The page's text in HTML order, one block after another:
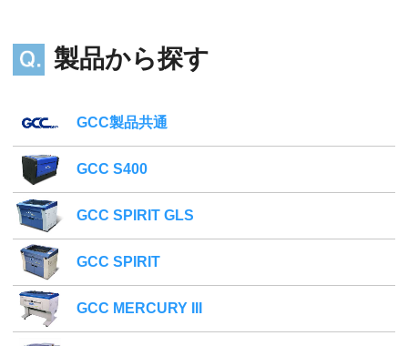
製品から探す
GCC製品共通
GCC S400
GCC SPIRIT GLS
GCC SPIRIT
GCC MERCURY III